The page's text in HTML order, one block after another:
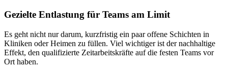
Gezielte Entlastung für Teams am Limit
Es geht nicht nur darum, kurzfristig ein paar offene Schichten in
Kliniken oder Heimen zu füllen. Viel wichtiger ist der nachhaltige
Effekt, den qualifizierte Zeitarbeitskräfte auf die festen Teams vor
Ort haben.